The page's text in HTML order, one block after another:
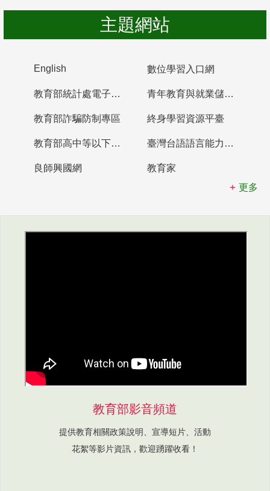
主題網站
English 數位學習入口網
教育部統計處電子書櫃 青年教育與就業儲蓄帳戶
教育部詐騙防制專區 終身學習資源平臺
教育部高中等以下學校及幼兒園教師資格檢定考試 臺灣台語語言能力認證網站
良師興國網
教育家
更多
教育部影音頻道
提供教育相關政策說明、宣導短片、活動
花絮等影片資訊，歡迎踴躍收看！